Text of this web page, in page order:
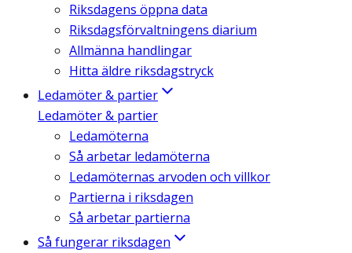
Riksdagens öppna data
Riksdagsförvaltningens diarium
Allmänna handlingar
Hitta äldre riksdagstryck
Ledamöter & partier
Ledamöter & partier
Ledamöterna
Så arbetar ledamöterna
Ledamöternas arvoden och villkor
Partierna i riksdagen
Så arbetar partierna
Så fungerar riksdagen